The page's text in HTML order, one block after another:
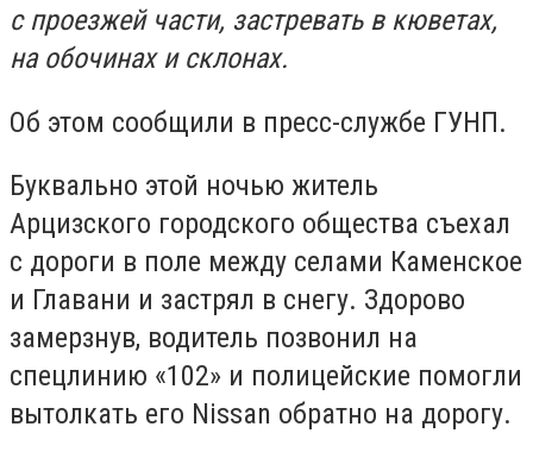
с проезжей части, застревать в кюветах,
на обочинах и склонах.
Об этом сообщили в пресс-службе ГУНП.
Буквально этой ночью житель
Арцизского городского общества съехал
с дороги в поле между селами Каменское
и Главани и застрял в снегу. Здорово
замерзнув, водитель позвонил на
спецлинию «102» и полицейские помогли
вытолкать его Nissan обратно на дорогу.